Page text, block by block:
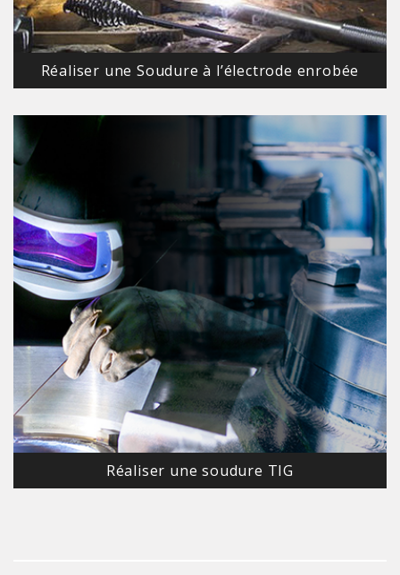
Réaliser une Soudure à l’électrode enrobée
Réaliser une soudure TIG